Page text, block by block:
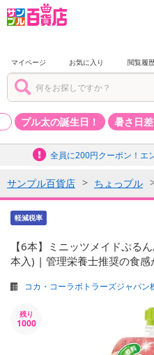
マイページ お気に入り 閲覧履
プル太の誕生日！ 暑さ日
全員に200円クーポン！エ
サンプル百貨店 ちょっプル
軽減税率
【6本】ミニッツメイドぷる
本入) | 管理栄養士推奨の食
コカ・コーラボトラーズジャパン
残り
1000